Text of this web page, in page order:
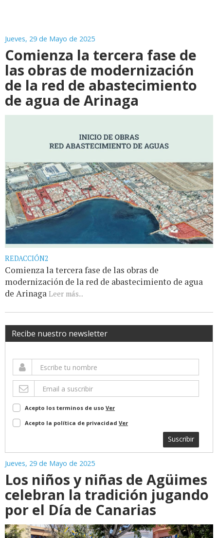
Jueves, 29 de Mayo de 2025
Comienza la tercera fase de
las obras de modernización
de la red de abastecimiento
de agua de Arinaga
REDACCIÓN2
Comienza la tercera fase de las obras de
modernización de la red de abastecimiento de agua
de Arinaga Leer más...
Recibe nuestro newsletter
Acepto los terminos de uso Ver
Acepto la política de privacidad Ver
Suscribir
Jueves, 29 de Mayo de 2025
Los niños y niñas de Agüimes
celebran la tradición jugando
por el Día de Canarias